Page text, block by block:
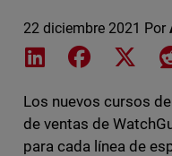
22 diciembre 2021 Por
Share on LinkedIn
Share on
Los nuevos cursos
de ventas de
para cada línea de